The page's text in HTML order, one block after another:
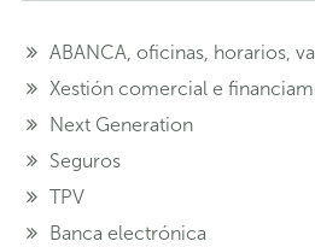
ABANCA, oficinas, horarios,
Xestión comercial e
Next Generation
Seguros
TPV
Banca electrónica